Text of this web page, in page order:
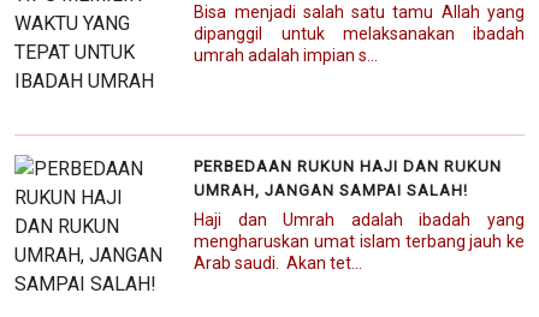
Bisa menjadi salah satu tamu Allah yang
dipanggil untuk melaksanakan ibadah
umrah adalah impian s...
PERBEDAAN RUKUN HAJI DAN RUKUN
UMRAH, JANGAN SAMPAI SALAH!
Haji dan Umrah adalah ibadah yang
mengharuskan umat islam terbang jauh ke
Arab saudi. Akan tet...